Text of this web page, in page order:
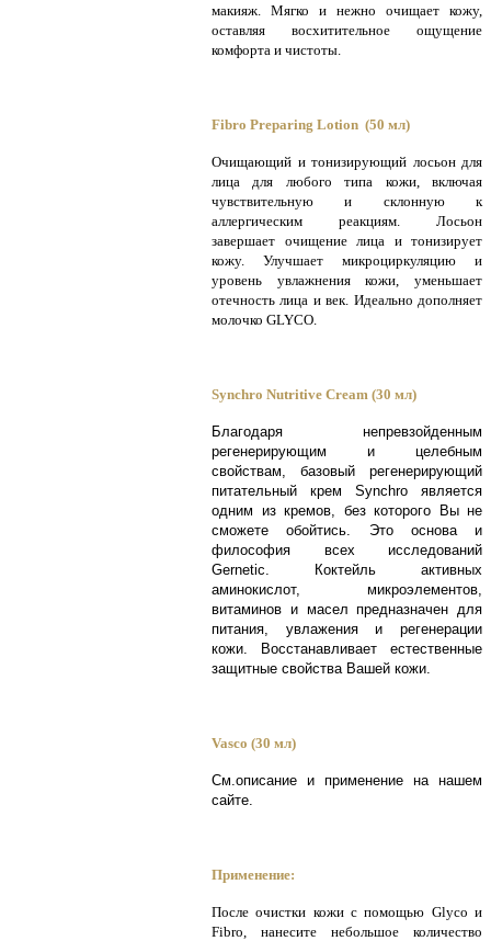
макияж. Мягко и нежно очищает кожу,
оставляя восхитительное ощущение
комфорта и чистоты.
Fibro Preparing Lotion (50 мл)
Очищающий и тонизирующий лосьон для
лица для любого типа кожи, включая
чувствительную и склонную к
аллергическим реакциям. Лосьон
завершает очищение лица и тонизирует
кожу. Улучшает микроциркуляцию и
уровень увлажнения кожи, уменьшает
отечность лица и век. Идеально дополняет
молочко GLYCO.
Synchro Nutritive Cream (30 мл)
Благодаря непревзойденным
регенерирующим и целебным
свойствам, базовый регенерирующий
питательный крем Synchro является
одним из кремов, без которого Вы не
сможете обойтись. Это основа и
философия всех исследований
Gernetic. Коктейль активных
аминокислот, микроэлементов,
витаминов и масел предназначен для
питания, увлажения и регенерации
кожи. Восстанавливает естественные
защитные свойства Вашей кожи
Vasco (30 мл)
См.описание и применение на нашем
сайте.
Применение:
После очистки кожи с помощью Glyco и
Fibro, нанесите небольшое количество